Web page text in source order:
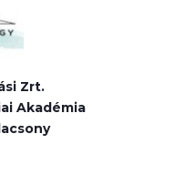
Zrt.
Akadémia